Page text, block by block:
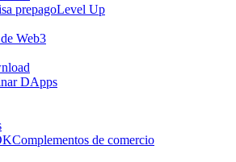
prepagoLevel Up
Web3
DApps
Complementos de comercio